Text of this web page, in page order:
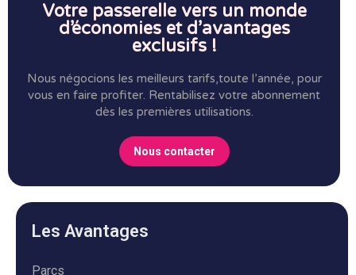
Votre passerelle vers un monde
d’économies et d’avantages
exclusifs !
Nous négocions les meilleurs tarifs,toute l’année, pour
vous en faire profiter. Rentabilisez votre abonnement
dès les premières utilisations.
Nous contacter
Les Avantages
Parcs